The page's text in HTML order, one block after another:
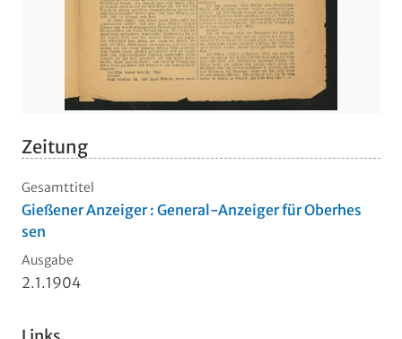
Zeitung
Gesamttitel
Gießener Anzeiger : General-Anzeiger für Oberhes
sen
Ausgabe
2.1.1904